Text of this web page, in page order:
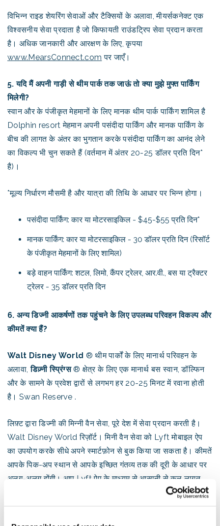
विभिन्न राइड शेयरिंग सेवाओं और टैक्सियों के अलावा, मीयर्सकनेक्ट एक
विश्वसनीय सेवा प्रदाता है जो किफायती राउंडट्रिप सेवा प्रदान करता
है। अधिक जानकारी और आरक्षण के लिए, कृपया
www.MearsConnect.com पर जाएँ।
5. यदि मैं अपनी गाड़ी से थीम पार्क तक जाऊं तो क्या मुझे मुफ्त पार्किंग
मिलेगी?
स्वान और के पंजीकृत मेहमानों के लिए मानक थीम पार्क पार्किंग शामिल है
Dolphin resort मेहमान अपनी पसंदीदा पार्किंग और मानक पार्किंग के
बीच की लागत के अंतर का भुगतान करके पसंदीदा पार्किंग का आनंद लेने
का विकल्प भी चुन सकते हैं (वर्तमान में अंतर 20-25 डॉलर प्रति दिन*
है)।
*मूल्य निर्धारण मौसमी है और यात्रा की तिथि के आधार पर भिन्न होगा।
पसंदीदा पार्किंग: कार या मोटरसाइकिल - $45-$55 प्रति दिन*
मानक पार्किंग: कार या मोटरसाइकिल - 30 डॉलर प्रति दिन (रिसॉर्ट
के पंजीकृत मेहमानों के लिए शामिल)
बड़े वाहन पार्किंग: शटल, लिमो, कैंपर ट्रेलर, आर.वी., बस या ट्रैक्टर
ट्रेलर - 35 डॉलर प्रति दिन
6. अन्य डिज्नी आकर्षणों तक पहुंचने के लिए उपलब्ध परिवहन विकल्प और
कीमतें क्या हैं?
Walt Disney World ® थीम पार्कों के लिए मानार्थ परिवहन के
अलावा,डिज़्नी स्प्रिंग्स® क्षेत्र के लिए एक मानार्थ बस स्वान, डॉल्फिन
और के सामने के प्रवेश द्वारों से लगभग हर 20-25 मिनट में रवाना होती
है। Swan Reserve .
लिफ़्ट द्वारा डिज्नी की मिन्नी वैन सेवा, पूरे देश में सेवा प्रदान करती है।
Walt Disney World रिज़ॉर्ट। मिनी वैन सेवा को Lyft मोबाइल ऐप
का उपयोग करके सीधे अपने स्मार्टफ़ोन से बुक किया जा सकता है। कीमतें
आपके पिक-अप स्थान से आपके इच्छित गंतव्य तक की दूरी के आधार पर
अलग-अलग होंगी। आप Lyft ऐप के माध्यम से आसानी से कुल लागत